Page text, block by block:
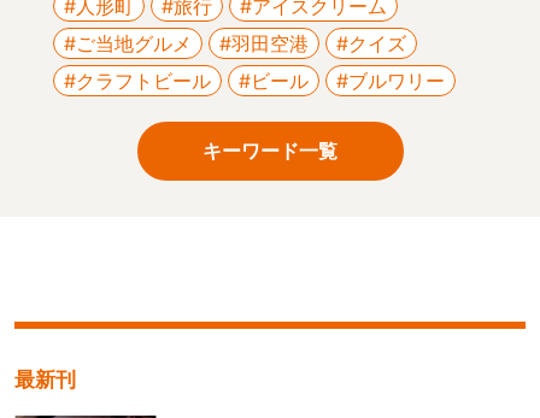
#人形町 #旅行
#アイスクリーム
#ご当地グルメ
#羽田空港
#クイズ
#クラフトビール
#ビール #ブルワリー
キーワード一覧
最新刊